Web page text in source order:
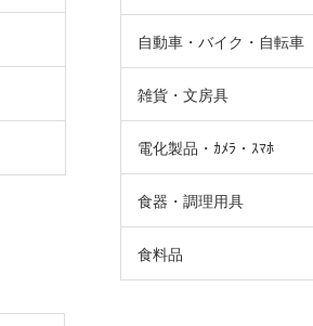
自動車・バイク・自転車
雑貨・文房具
電化製品・ｶﾒﾗ・ｽﾏﾎ
食器・調理用具
食料品